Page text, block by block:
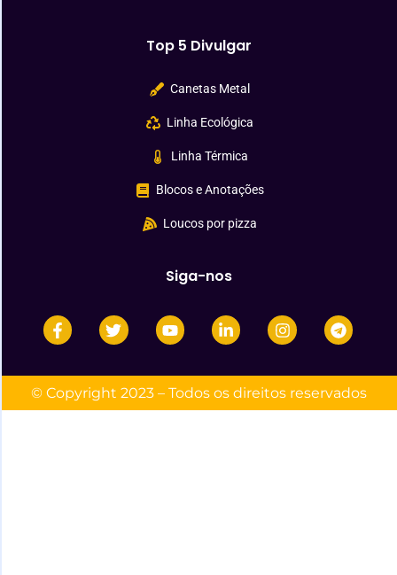
Top 5 Divulgar
Canetas Metal
Linha Ecológica
Linha Térmica
Blocos e Anotações
Loucos por pizza
Siga-nos
© Copyright 2023 – Todos os direitos reservados